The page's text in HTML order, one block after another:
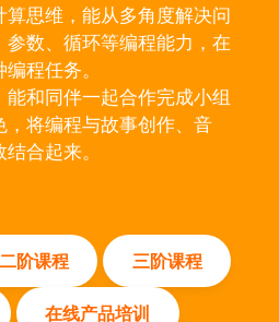
思维，能从多角度解决问
数、循环等编程能力，在
程任务。
和同伴一起合作完成小组
将编程与故事创作、音
合起来。
二阶课程 三阶课程
在线产品培训